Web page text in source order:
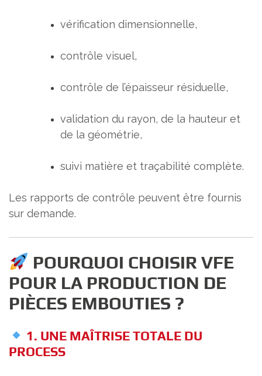
vérification dimensionnelle,
contrôle visuel,
contrôle de l’épaisseur résiduelle,
validation du rayon, de la hauteur et
de la géométrie,
suivi matière et traçabilité complète.
Les rapports de contrôle peuvent être fournis
sur demande.
POURQUOI CHOISIR VFE
POUR LA PRODUCTION DE
PIÈCES EMBOUTIES ?
1. UNE MAÎTRISE TOTALE DU
PROCESS